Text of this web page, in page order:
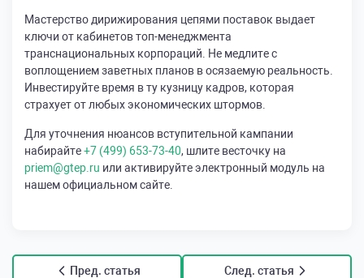
Мастерство дирижирования цепями поставок выдает
ключи от кабинетов топ-менеджмента
транснациональных корпораций. Не медлите с
воплощением заветных планов в осязаемую реальность.
Инвестируйте время в ту кузницу кадров, которая
страхует от любых экономических штормов.
Для уточнения нюансов вступительной кампании
набирайте+7 (499) 653-73-40, шлите весточку на
priem@gtep.ru или активируйте электронный модуль на
нашем официальном сайте.
Пред. статья След. статья